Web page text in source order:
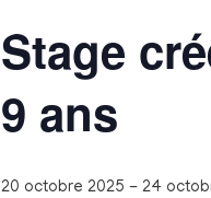
Stage
9 ans
20 octobre 2025 - 24